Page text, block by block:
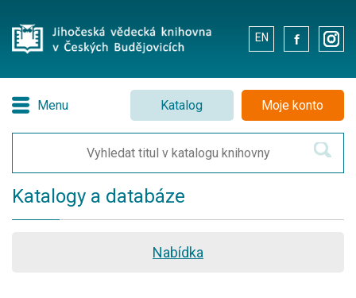
EN . .
Menu Katalog Moje konto
Katalogy a databáze
Nabídka